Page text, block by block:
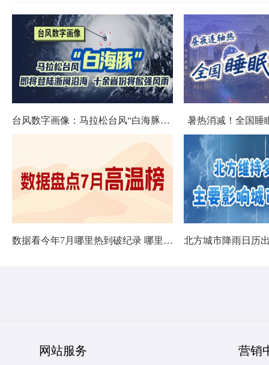
台风数字画像：马拉松台风“白海豚”将影响十余省份 暑热消减！全国睡
数据看今年7月哪里热到破纪录 哪里暑热连轴转
网站服务 营销